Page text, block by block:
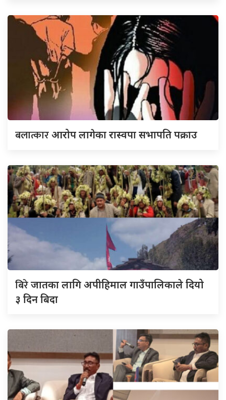
बलात्कारआरोप लागेका रास्वपा सभापति पक्राउ
बिरेजातका लागि अपीहिमाल गाउँपालिकाले दियो
३ दिन बिदा